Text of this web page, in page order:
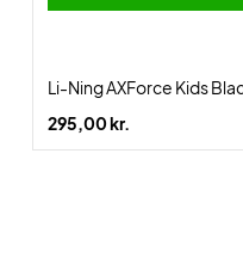
Li-Ning AXForce Kids
295,00 kr.